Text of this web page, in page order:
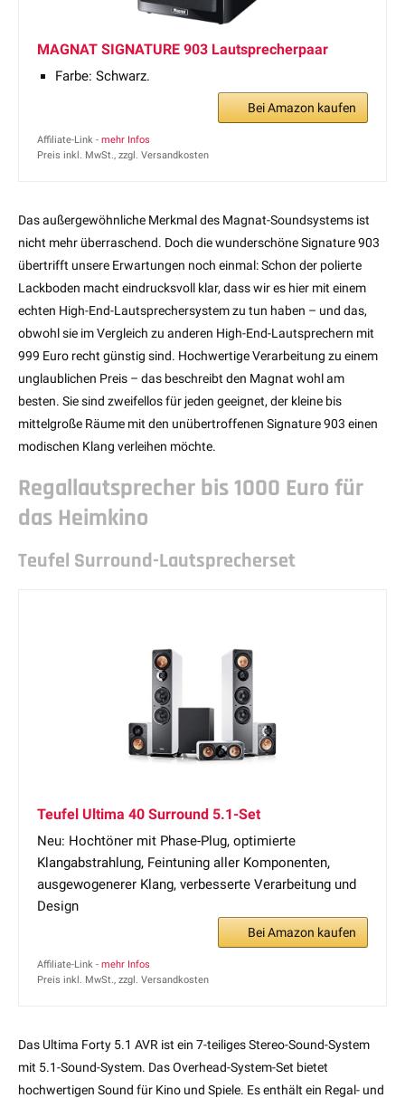
MAGNAT SIGNATURE 903 Lautsprecherpaar
Farbe: Schwarz.
Bei Amazon kaufen
Affiliate-Link - mehr Infos
Preis inkl. MwSt., zzgl. Versandkosten
Das außergewöhnliche Merkmal des Magnat-Soundsystems ist
nicht mehr überraschend. Doch die wunderschöne Signature 903
übertrifft unsere Erwartungen noch einmal: Schon der polierte
Lackboden macht eindrucksvoll klar, dass wir es hier mit einem
echten High-End-Lautsprechersystem zu tun haben – und das,
obwohl sie im Vergleich zu anderen High-End-Lautsprechern mit
999 Euro recht günstig sind. Hochwertige Verarbeitung zu einem
unglaublichen Preis – das beschreibt den Magnat wohl am
besten. Sie sind zweifellos für jeden geeignet, der kleine bis
mittelgroße Räume mit den unübertroffenen Signature 903 einen
modischen Klang verleihen möchte.
Regallautsprecher bis 1000 Euro für
das Heimkino
Teufel Surround-Lautsprecherset
Teufel Ultima 40 Surround 5.1-Set
Neu: Hochtöner mit Phase-Plug, optimierte
Klangabstrahlung, Feintuning aller Komponenten,
ausgewogenerer Klang, verbesserte Verarbeitung und
Design
Bei Amazon kaufen
Affiliate-Link - mehr Infos
Preis inkl. MwSt., zzgl. Versandkosten
Das Ultima Forty 5.1 AVR ist ein 7-teiliges Stereo-Sound-System
mit 5.1-Sound-System. Das Overhead-System-Set bietet
hochwertigen Sound für Kino und Spiele. Es enthält ein Regal- und